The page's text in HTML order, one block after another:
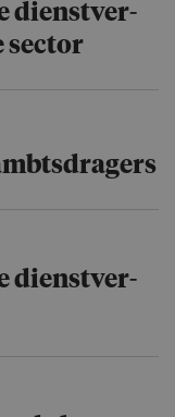
dienstver­
sector
dienstver­